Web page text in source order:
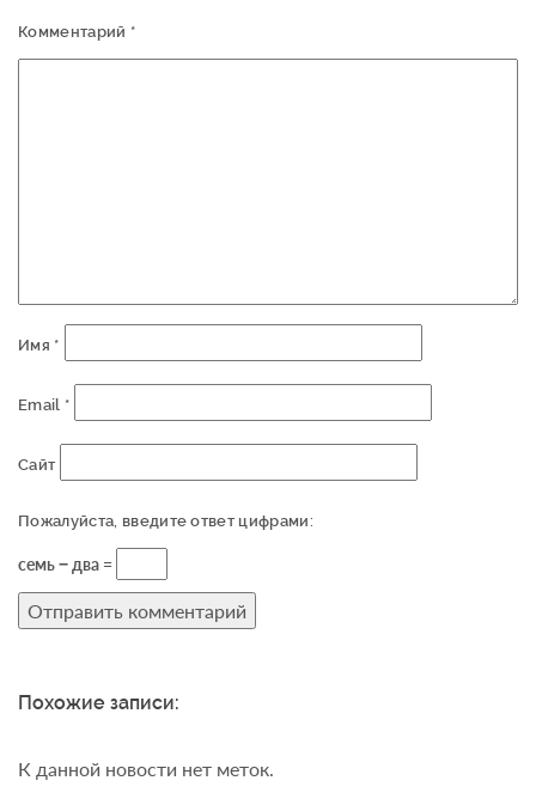
Комментарий *
Имя *
Email *
Сайт
Пожалуйста, введите ответ цифрами:
семь − два =
Похожие записи:
К данной новости нет меток.